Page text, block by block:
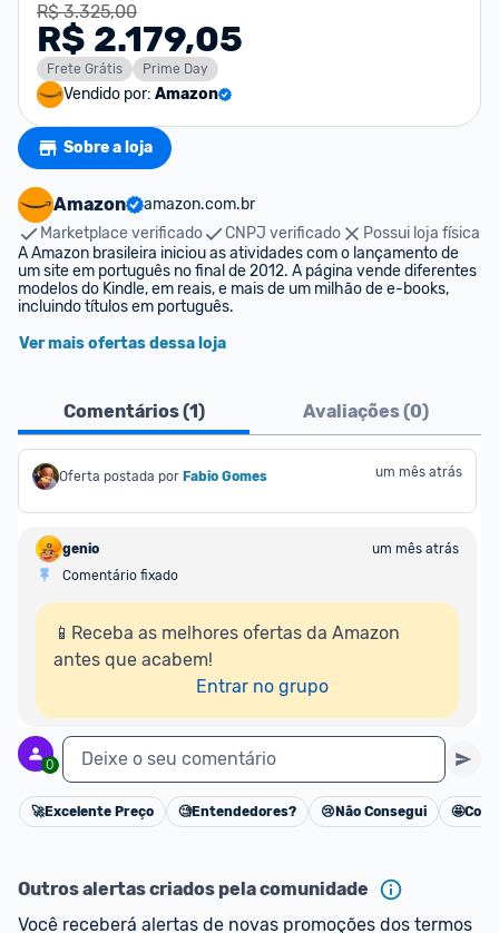
R$ 3.325,00
R$ 2.179,05
Frete Grátis Prime Day
Vendido por: Amazon
Sobre a loja
Amazon
amazon.com.br
Marketplace verificado
CNPJ verificado
Possui loja física
A Amazon brasileira iniciou as atividades com o lançamento de
um site em português no final de 2012. A página vende diferentes
modelos do Kindle, em reais, e mais de um milhão de e-books,
incluindo títulos em português.
Ver mais ofertas dessa loja
Comentários (1) Avaliações (0)
Oferta postada por Fabio Gomes um mês atrás
genio
um mês atrás
Comentário fixado
📱Receba as melhores ofertas da Amazon
antes que acabem!
Entrar no grupo
0 Deixe o seu comentário
Cancelar
🚀Excelente Preço 🧐Entendedores? 😢 Não Consegui 🤩
Outros alertas criados pela comunidade
Você receberá alertas de novas promoções dos termos